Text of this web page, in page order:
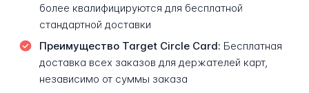
более квалифицируются для бесплатной
стандартной доставки
Преимущество Target Circle Card: Бесплатная
доставка всех заказов для держателей карт,
независимо от суммы заказа